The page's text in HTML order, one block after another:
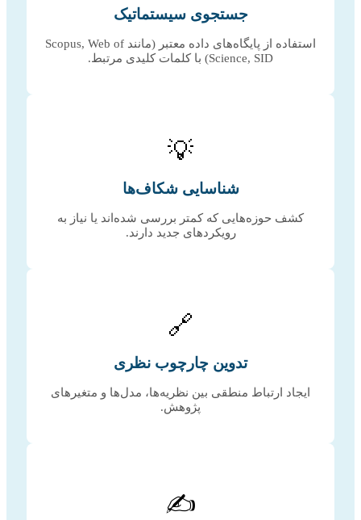
جستجوی سیستماتیک
استفاده از پایگاه‌های داده معتبر (مانند Scopus, Web of
Science, SID) با کلمات کلیدی مرتبط.
💡
شناسایی شکاف‌ها
کشف حوزه‌هایی که کمتر بررسی شده‌اند یا نیاز به
رویکردهای جدید دارند.
🔗
تدوین چارچوب نظری
ایجاد ارتباط منطقی بین نظریه‌ها، مدل‌ها و متغیرهای
پژوهش.
✍️